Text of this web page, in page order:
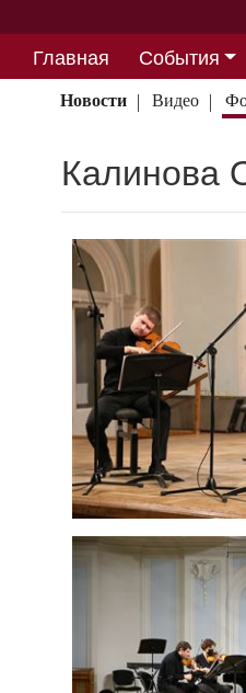
Главная События
Партнерство
Новости Видео
Калинова